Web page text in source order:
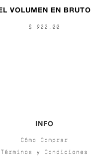
VOLUMEN EN BRUTO
$ 900.00
INFO
Cómo Comprar
Términos y Condiciones